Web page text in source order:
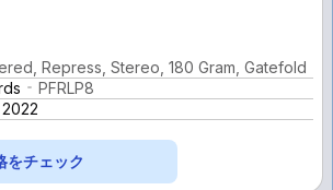
Repress, Stereo, 180 Gram, Gatefold
PFRLP8
2022
をチェック